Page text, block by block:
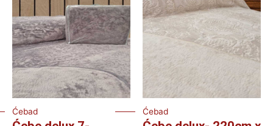
Ćebad Ćebad